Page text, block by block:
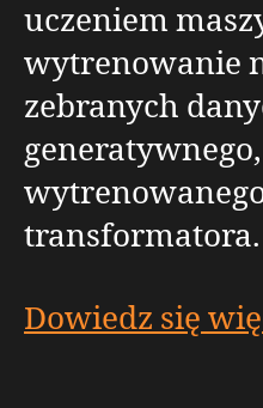
uczeniem
wytrenowanie
zebranych
transformatora.
Dowiedz się